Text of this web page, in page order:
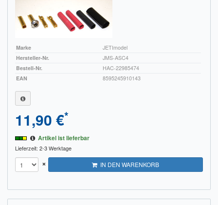
Sendungsverfolgung DPD
Zahlung und Versand
Widerrufsbelehrung für digitale Waren / Muster-
Widerrufsformular
AGB und Kundeninformationen
Hinweise zur Batterieentsorgung
Marke
JETImodel
Hersteller-Nr.
JMS-ASC4
Bestell-Nr.
HAC-22985474
EAN
8595245910143
11,90 €*
Artikel ist lieferbar
Lieferzeit: 2-3 Werktage
× IN DEN WARENKORB